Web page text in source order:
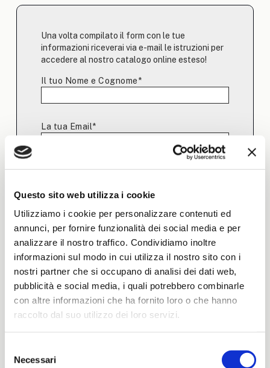
Questo sito web utilizza i cookie
Utilizziamo i cookie per personalizzare contenuti ed
annunci, per fornire funzionalità dei social media e per
analizzare il nostro traffico. Condividiamo inoltre
informazioni sul modo in cui utilizza il nostro sito con i
nostri partner che si occupano di analisi dei dati web,
pubblicità e social media, i quali potrebbero combinarle
con altre informazioni che ha fornito loro o che hanno
raccolto dal suo utilizzo dei loro servizi.
delNecessari
Una volta compilato il form con le tue
informazioni riceverai via e-mail le istruzioni per
accedere al nostro catalogo online esteso!
Il tuo Nome e Cognome*
La tua Email*
Ruolo Professionale:
Sito Web Aziendale:(facoltativo)
Ho letto l' informativa privacy e
acconsento alla memorizzazione dei miei
GDPR.